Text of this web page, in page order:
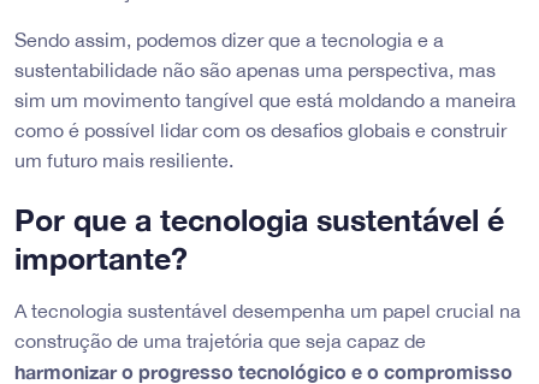
Sendo assim, podemos dizer que a tecnologia e a
sustentabilidade não são apenas uma perspectiva, mas
sim um movimento tangível que está moldando a maneira
como é possível lidar com os desafios globais e construir
um futuro mais resiliente.
Por que a tecnologia sustentável é
importante?
A tecnologia sustentável desempenha um papel crucial na
construção de uma trajetória que seja capaz de
harmonizar o progresso tecnológico e o compromisso